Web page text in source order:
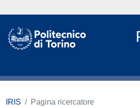
IRIS Pagina ricercatore